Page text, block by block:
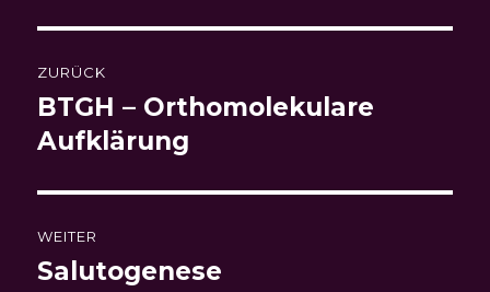
ZURÜCK
Vorheriger
Beitrag:
BTGH – Orthomolekulare
Aufklärung
WEITER
Nächster
Salutogenese